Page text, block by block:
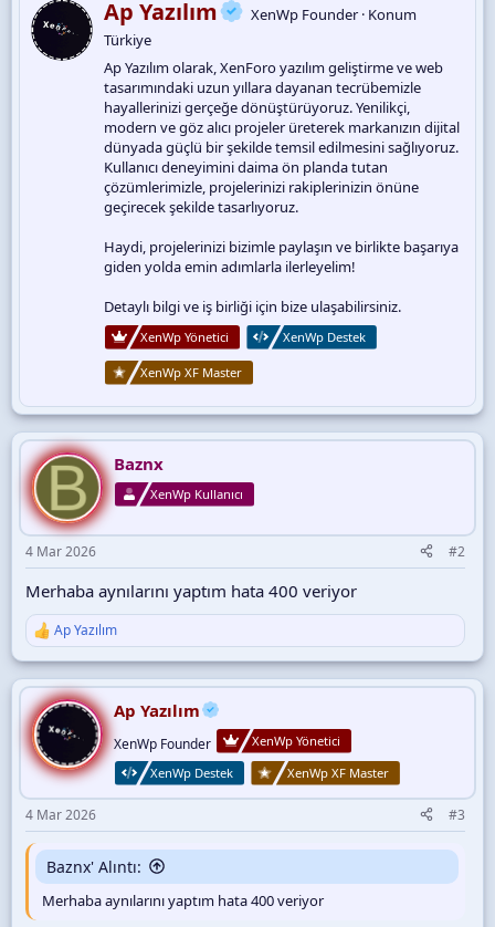
k
i
Y
a
z
a
r
Ap Yazılım XenWp Founder · Konum
Türkiye
Ap Yazılım olarak, XenForo yazılım geliştirme ve web
tasarımındaki uzun yıllara dayanan tecrübemizle
hayallerinizi gerçeğe dönüştürüyoruz. Yenilikçi,
modern ve göz alıcı projeler üreterek markanızın dijital
dünyada güçlü bir şekilde temsil edilmesini sağlıyoruz.
Kullanıcı deneyimini daima ön planda tutan
çözümlerimizle, projelerinizi rakiplerinizin önüne
geçirecek şekilde tasarlıyoruz.
Haydi, projelerinizi bizimle paylaşın ve birlikte başarıya
giden yolda emin adımlarla ilerleyelim!
Detaylı bilgi ve iş birliği için bize ulaşabilirsiniz.
XenWp Yönetici XenWp Destek
XenWp XF Master
B Baznx
XenWp Kullanıcı
4 Mar 2026 #2
Merhaba aynılarını yaptım hata 400 veriyor
T
p
k
i
l
e
r
Ap Yazılım
Ap Yazılım
XenWp Founder
XenWp Yönetici
XenWp Destek
XenWp XF Master
4 Mar 2026 #3
Baznx' Alıntı:
Merhaba aynılarını yaptım hata 400 veriyor